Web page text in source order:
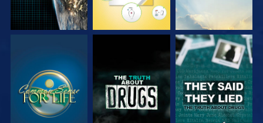
TITTA TITTA TITTA